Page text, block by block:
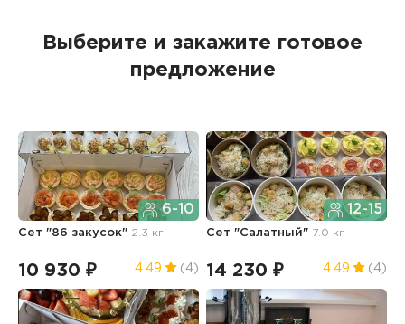
Выберите и закажите готовое
предложение
6-10
Сет "86 закусок" 2.3 кг
10 930 ₽ 4.49 (4)
12-15
Сет "Салатный" 7.0 кг
14 230 ₽ 4.49 (4)